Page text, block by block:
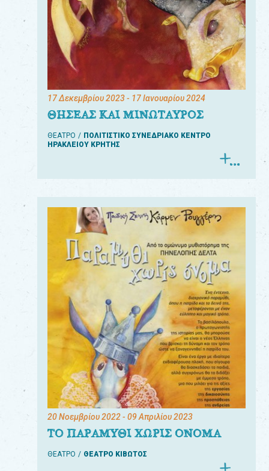
17 Δεκεμβρίου 2023- 17 Ιανουαρίου 2024
ΘΗΣΕΑΣ ΚΑΙ ΜΙΝΩΤΑΥΡΟΣ
ΘΕΑΤΡΟ
ΠΟΛΙΤΙΣΤΙΚΟ ΣΥΝΕΔΡΙΑΚΟ ΚΕΝΤΡΟ
ΗΡΑΚΛΕΙΟΥ ΚΡΗΤΗΣ
20 Νοεμβρίου 2022- 09 Απριλίου 2023
ΤΟ ΠΑΡΑΜΥΘΙ ΧΩΡΙΣ ΟΝΟΜΑ
ΘΕΑΤΡΟ ΘΕΑΤΡΟ ΚΙΒΩΤΟΣ